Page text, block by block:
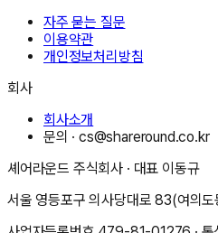
자주 묻는 질문
이용약관
개인정보처리방침
회사
회사소개
문의 ·cs@shareround.co.kr
셰어라운드 주식회사 · 대표 이동규
서울 영등포구 의사당대로 83(여의